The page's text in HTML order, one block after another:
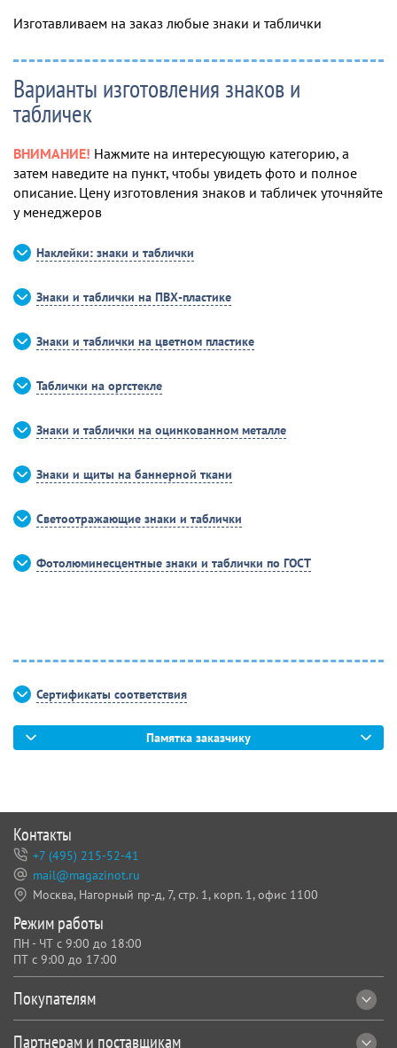
Изготавливаем на заказ любые знаки и таблички
Варианты изготовления знаков и
табличек
ВНИМАНИЕ! Нажмите на интересующую категорию, а
затем наведите на пункт, чтобы увидеть фото и полное
описание. Цену изготовления знаков и табличек уточняйте
у менеджеров
Наклейки: знаки и таблички
Знаки и таблички на ПВХ-пластике
Знаки и таблички на цветном пластике
Таблички на оргстекле
Знаки и таблички на оцинкованном металле
Знаки и щиты на баннерной ткани
Светоотражающие знаки и таблички
Фотолюминесцентные знаки и таблички по ГОСТ
Сертификаты соответствия
Памятка заказчику
Покупателям
Партнерам и поставщикам
Контакты
+7 (495) 215-52-41
mail@magazinot.ru
Москва, Нагорный пр-д, 7, стр. 1, корп. 1, офис 1100
Режим работы
ПН - ЧТ с 9:00 до 18:00
ПТ с 9:00 до 17:00